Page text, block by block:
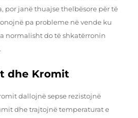
por janë thuajse thelbësore për të
pa probleme në vende ku
normalisht do të shkatërronin
dhe Kromit
dallojnë sepse rezistojnë
dhe trajtojnë temperaturat e